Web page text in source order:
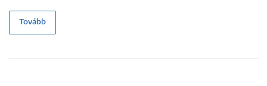
Tovább